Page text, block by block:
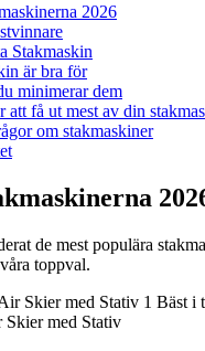
2026
Stakmaskin
är bra för
minimerar dem
att få ut mest av din
om stakmaskiner
de mest populära
toppval.
1 Bäst i
med Stativ